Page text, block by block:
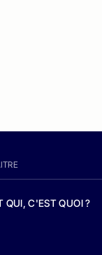
QUI, C'EST QUOI ?